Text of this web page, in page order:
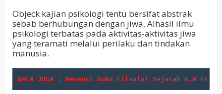
Objeck kajian psikologi tentu bersifat abstrak
sebab berhubungan dengan jiwa. Alhasil ilmu
psikologi terbatas pada aktivitas-aktivitas jiwa
yang teramati melalui perilaku dan tindakan
manusia.
BACA JUGA : Resensi Buku Filsafat Sejarah G.W